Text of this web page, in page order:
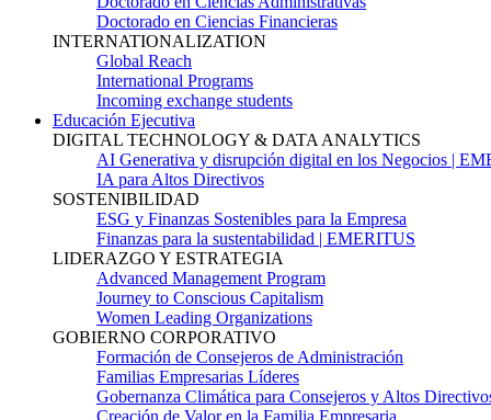
Doctorado en Ciencias Financieras
INTERNATIONALIZATION
Global Reach
International Programs
Incoming exchange students
Educación Ejecutiva
DIGITAL TECHNOLOGY & DATA ANALYTICS
AI Generativa y disrupción digital en los Negocios |
IA para Altos Directivos
SOSTENIBILIDAD
ESG y Finanzas Sostenibles para la Empresa
Finanzas para la sustentabilidad | EMERITUS
LIDERAZGO Y ESTRATEGIA
Advanced Management Program
Journey to Conscious Capitalism
Women Leading Organizations
GOBIERNO CORPORATIVO
Formación de Consejeros de Administración
Familias Empresarias Líderes
Gobernanza Climática para Consejeros y Altos
Creación de Valor en la Familia Empresaria